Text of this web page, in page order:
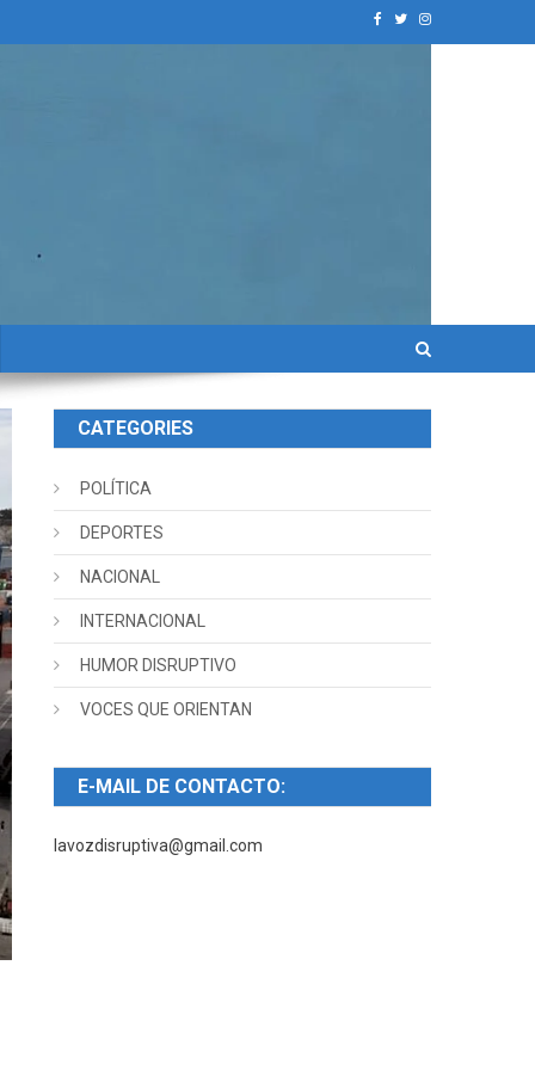
CATEGORIES
POLÍTICA
DEPORTES
NACIONAL
INTERNACIONAL
HUMOR DISRUPTIVO
VOCES QUE ORIENTAN
E-MAIL DE CONTACTO:
lavozdisruptiva@gmail.com